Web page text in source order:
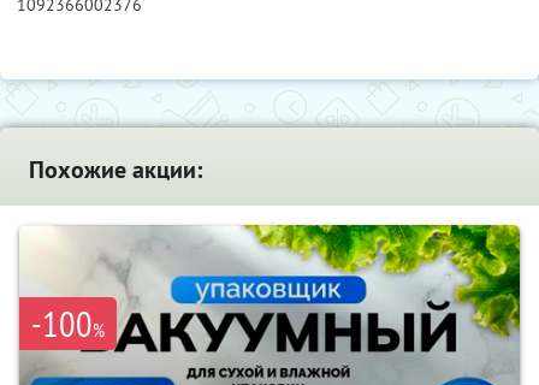
1092366002376
Похожие акции:
-100%